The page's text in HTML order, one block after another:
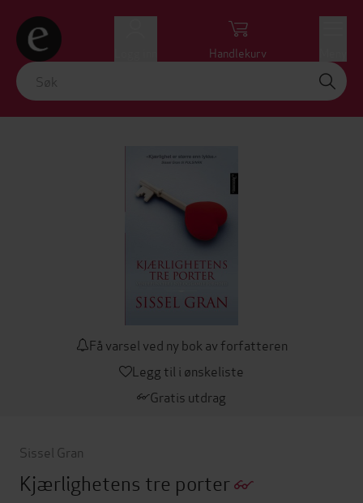
Handlekurv
Få varsel ved ny bok av forfatteren
Legg til i ønskeliste
Gratis utdrag
Sissel Gran
Kjærlighetens tre porter